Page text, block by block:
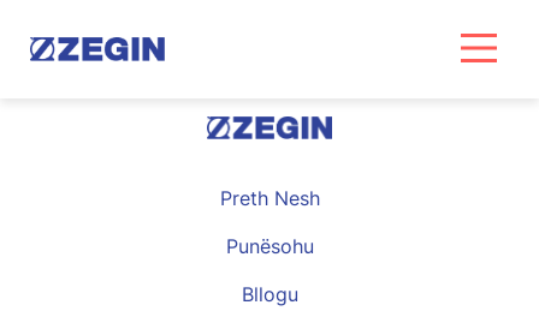
Preth Nesh
Punësohu
Bllogu